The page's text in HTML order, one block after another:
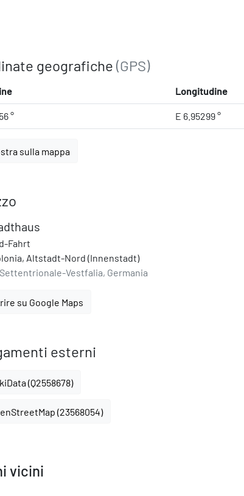
geografiche (GPS)
Longitudine
° E 6.95299 °
sulla mappa
Fahrt
Altstadt-Nord (Innenstadt)
Vestfalia, Germania
su Google Maps
esterni
(Q2558678)
(23568054)
vicini